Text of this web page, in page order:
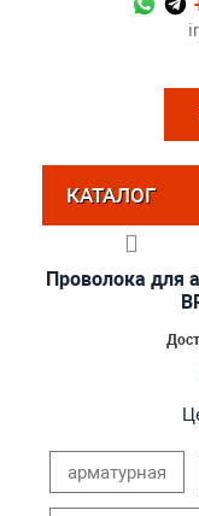
КАТАЛОГ
Проволока для
арматурная